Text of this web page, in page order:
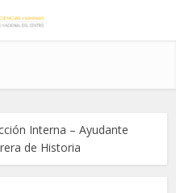
Interna – Ayudante
de Historia